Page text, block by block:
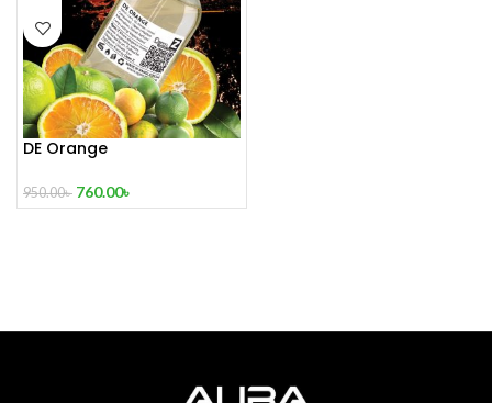
DE Orange
950.00৳ 760.00৳